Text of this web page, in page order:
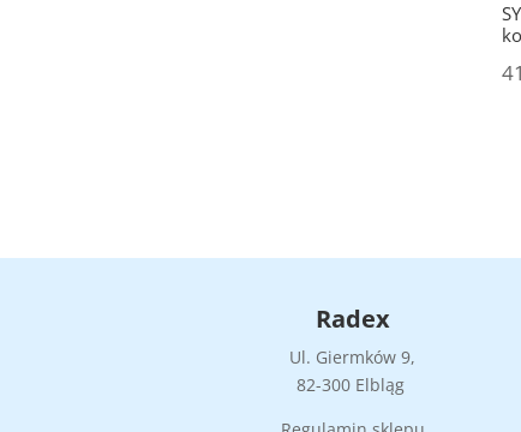
Radex
Ul. Giermków 9,
82-300 Elbląg